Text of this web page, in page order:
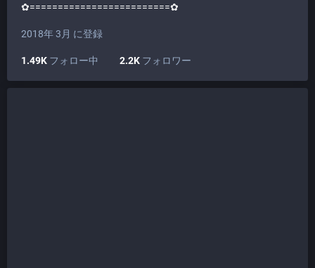
✿=========================✿
2018年 3月 に登録
1.49K フォロー中 2.2K フォロワー